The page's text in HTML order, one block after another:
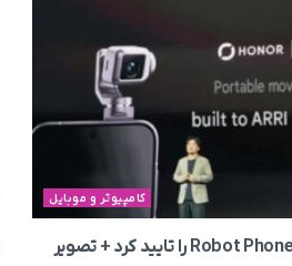
کامپیوتر و موبایل